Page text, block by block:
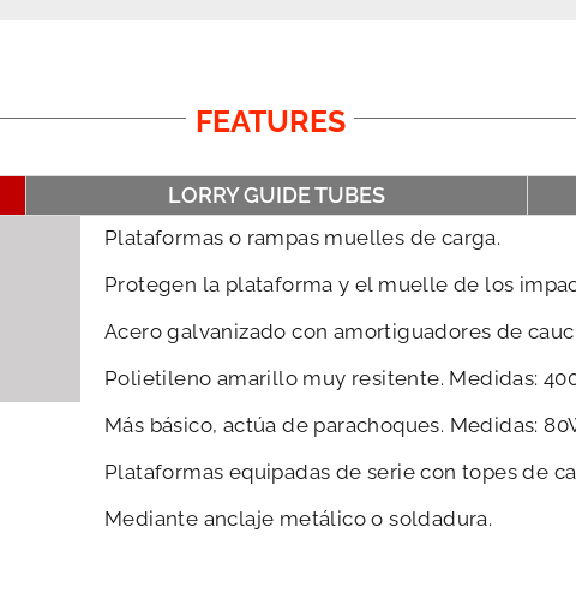
FEATURES
LORRY GUIDE TUBES
Plataformas o rampas muelles de carga.
Protegen la plataforma y el muelle de los
Acero galvanizado con amortiguadores de
Polietileno amarillo muy resitente. Medidas:
Más básico, actúa de parachoques. Medidas:
Plataformas equipadas de serie con topes de
Mediante anclaje metálico o soldadura.